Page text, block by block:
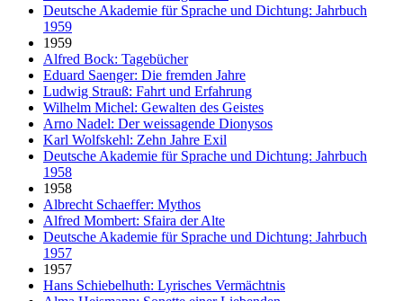
Deutsche Akademie für Sprache und Dichtung: Jahrbuch
1959
1959
Alfred Bock: Tagebücher
Eduard Saenger: Die fremden Jahre
Ludwig Strauß: Fahrt und Erfahrung
Wilhelm Michel: Gewalten des Geistes
Arno Nadel: Der weissagende Dionysos
Karl Wolfskehl: Zehn Jahre Exil
Deutsche Akademie für Sprache und Dichtung: Jahrbuch
1958
1958
Albrecht Schaeffer: Mythos
Alfred Mombert: Sfaira der Alte
Deutsche Akademie für Sprache und Dichtung: Jahrbuch
1957
1957
Hans Schiebelhuth: Lyrisches Vermächtnis